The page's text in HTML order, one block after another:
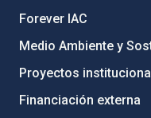
Forever IAC
Medio Ambiente y
Proyectos
Financiación externa